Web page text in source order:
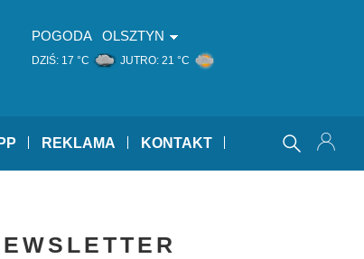
POGODA OLSZTYN
DZIŚ: 17 °C JUTRO: 21 °C
REKLAMA KONTAKT